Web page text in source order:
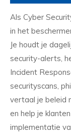
Als Cyber
in het
Je houdt je
security-alerts,
Incident
securityscans,
vertaal je beleid
en help je
implementatie